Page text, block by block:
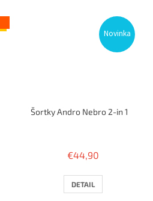
Novinka
Šortky Andro Nebro 2-in 1
€44,90
DETAIL